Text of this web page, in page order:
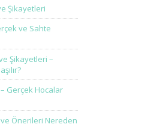
Şikayetleri
ve Sahte
Şikayetleri –
Gerçek Hocalar
ve Önerileri Nereden